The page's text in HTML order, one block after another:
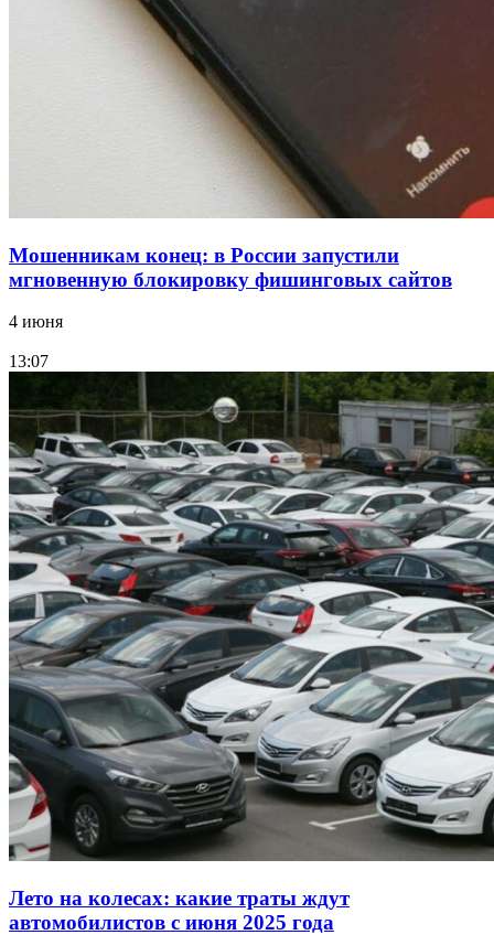
Фестиваль #ТриЧетыре в Волгограде пройдёт
11–13 сентября в рамках Года единства народов
Мошенникам конец: в России запустили
мгновенную блокировку фишинговых сайтов
4 июня
13:07
Лето на колесах: какие траты ждут
автомобилистов с июня 2025 года